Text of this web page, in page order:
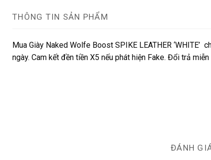
THÔNG TIN SẢN PHẨM
Mua Giày Naked Wolfe Boost SPIKE LEATHER ‘WHITE’
ngày. Cam kết đền tiền X5 nếu phát hiện Fake. Đổi trả
ĐÁNH